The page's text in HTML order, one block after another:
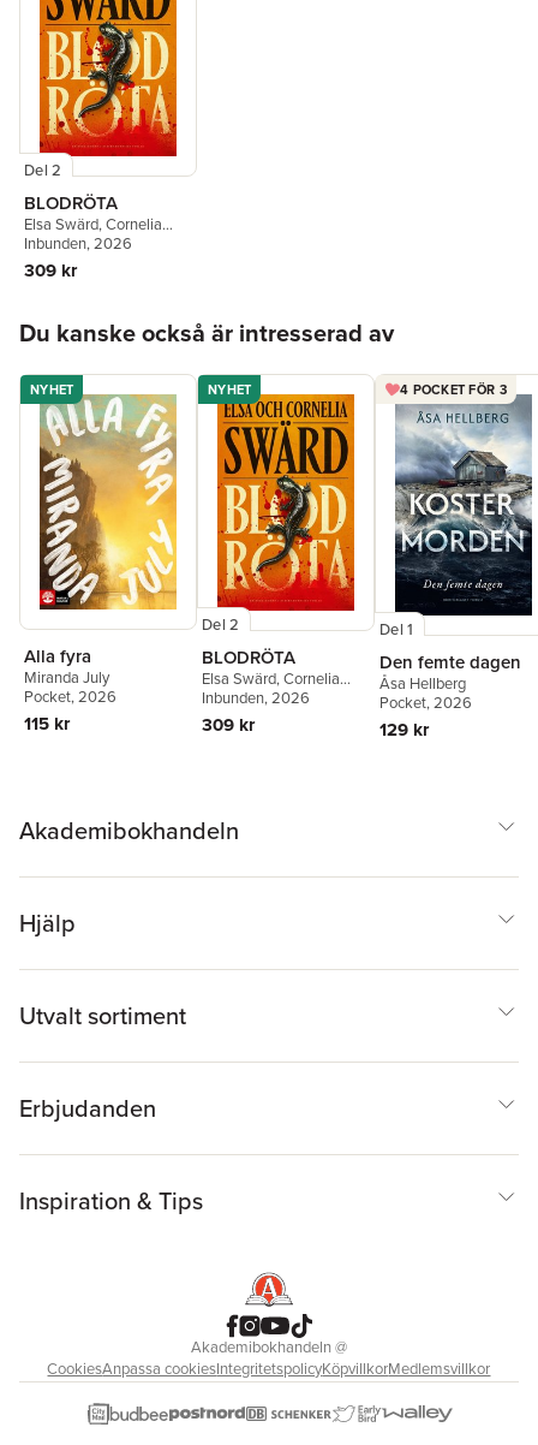
Del 2
BLODRÖTA
Elsa Swärd,Cornelia
Swärd
Inbunden, 2026
309 kr
Du kanske också är intresserad av
NYHET
Alla fyra
Miranda July
Pocket, 2026
115 kr
NYHET
Del 2
BLODRÖTA
Elsa Swärd,Cornelia
Swärd
Inbunden, 2026
309 kr
4 POCKET FÖR 3
Del 1
Den femte dagen
Åsa Hellberg
Pocket, 2026
129 kr
Akademibokhandeln
Hjälp
Utvalt sortiment
Erbjudanden
Inspiration & Tips
Akademibokhandeln@
CookiesAnpassa cookiesIntegritetspolicyKöpvillkorMedlemsvillkor